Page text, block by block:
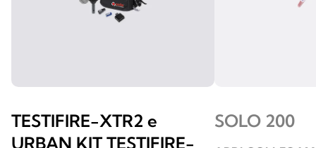
TESTIFIRE-XTR2 e
URBAN KIT TESTIFIRE-
SOLO 200